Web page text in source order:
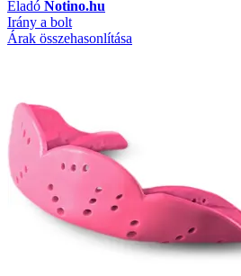
Eladó Notino.hu
Irány a bolt
Árak összehasonlítása